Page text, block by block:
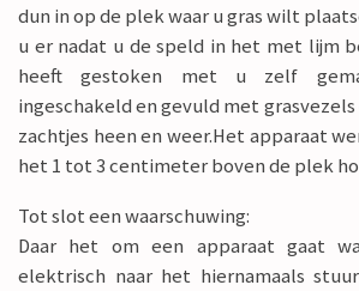
dun in op de plek waar u gras wilt
u er nadat u de speld in het met lijm
heeft gestoken met u zelf
ingeschakeld en gevuld met
zachtjes heen en weer.Het apparaat
het 1 tot 3 centimeter boven de plek
Tot slot een waarschuwing:
Daar het om een apparaat gaat
elektrisch naar het hiernamaals